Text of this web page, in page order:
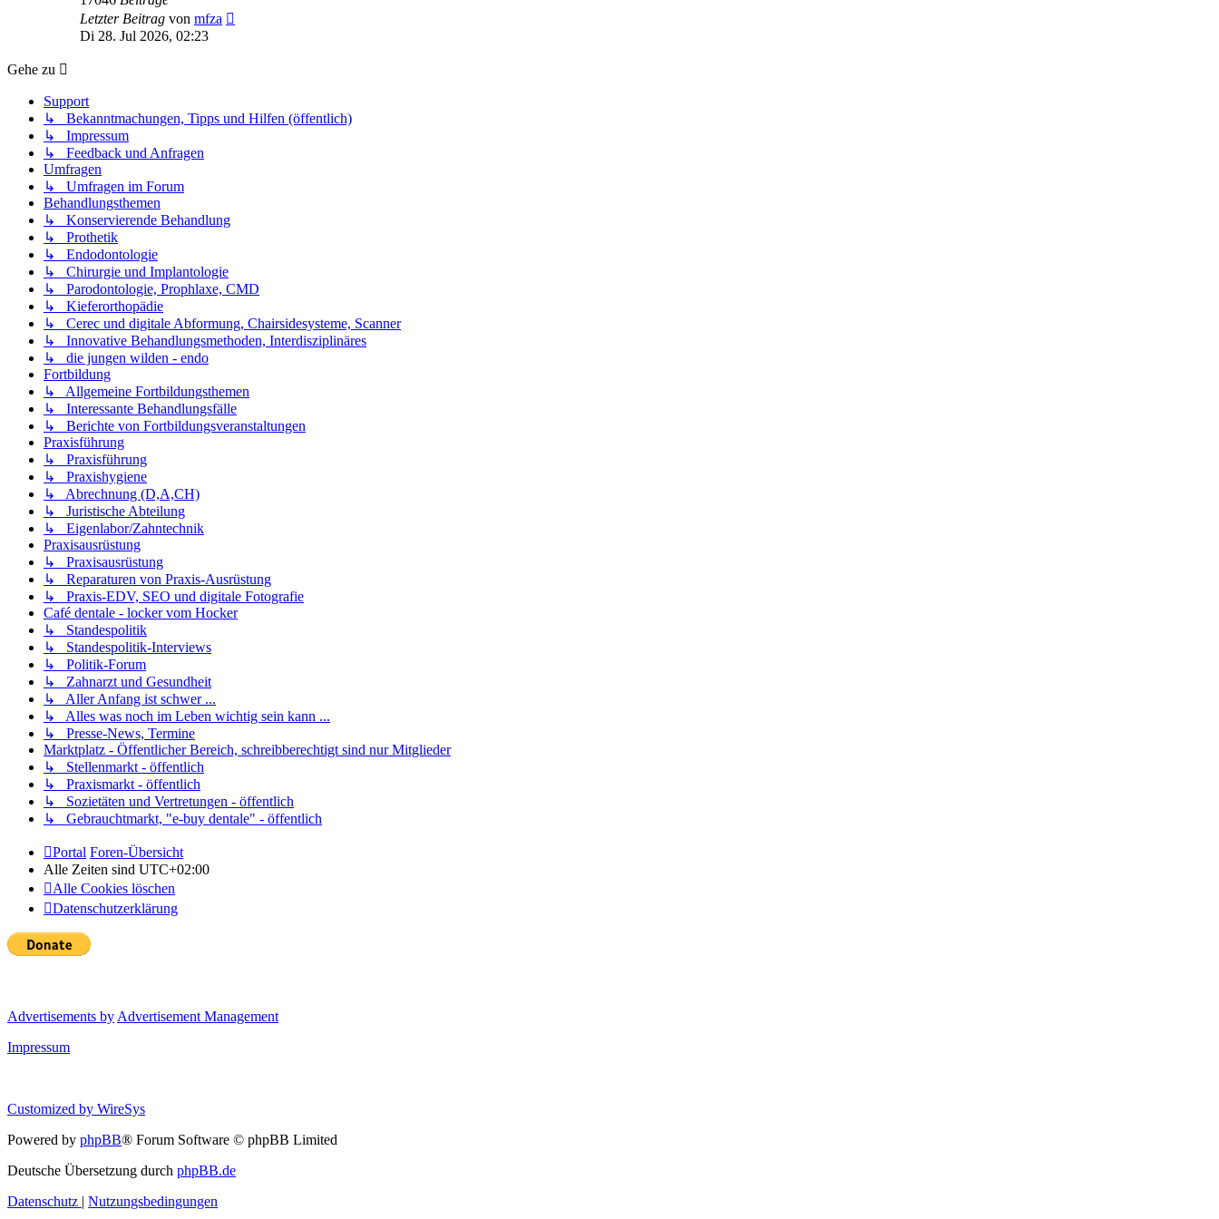
Letzter Beitrag von mfza
Di 28. Jul 2026, 02:23
Gehe zu
Support
↳ Bekanntmachungen, Tipps und Hilfen (öffentlich)
↳ Impressum
↳ Feedback und Anfragen
Umfragen
↳ Umfragen im Forum
Behandlungsthemen
↳ Konservierende Behandlung
↳ Prothetik
↳ Endodontologie
↳ Chirurgie und Implantologie
↳ Parodontologie, Prophlaxe, CMD
↳ Kieferorthopädie
↳ Cerec und digitale Abformung, Chairsidesysteme, Scanner
↳ Innovative Behandlungsmethoden, Interdisziplinäres
↳ die jungen wilden - endo
Fortbildung
↳ Allgemeine Fortbildungsthemen
↳ Interessante Behandlungsfälle
↳ Berichte von Fortbildungsveranstaltungen
Praxisführung
↳ Praxisführung
↳ Praxishygiene
↳ Abrechnung (D,A,CH)
↳ Juristische Abteilung
↳ Eigenlabor/Zahntechnik
Praxisausrüstung
↳ Praxisausrüstung
↳ Reparaturen von Praxis-Ausrüstung
↳ Praxis-EDV, SEO und digitale Fotografie
Café dentale - locker vom Hocker
↳ Standespolitik
↳ Standespolitik-Interviews
↳ Politik-Forum
↳ Zahnarzt und Gesundheit
↳ Aller Anfang ist schwer ...
↳ Alles was noch im Leben wichtig sein kann ...
↳ Presse-News, Termine
Marktplatz - Öffentlicher Bereich, schreibberechtigt sind nur Mitglieder
↳ Stellenmarkt - öffentlich
↳ Praxismarkt - öffentlich
↳ Sozietäten und Vertretungen - öffentlich
↳ Gebrauchtmarkt, "e-buy dentale" - öffentlich
Portal Foren-Übersicht
Alle Zeiten sind UTC+02:00
Alle Cookies löschen
Datenschutzerklärung
Advertisements by Advertisement Management
Impressum
Customized by WireSys
Powered by phpBB® Forum Software © phpBB Limited
Deutsche Übersetzung durch phpBB.de
Datenschutz | Nutzungsbedingungen